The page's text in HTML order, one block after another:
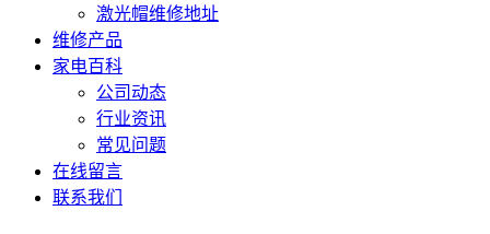
激光帽维修地址
维修产品
家电百科
公司动态
行业资讯
常见问题
在线留言
联系我们